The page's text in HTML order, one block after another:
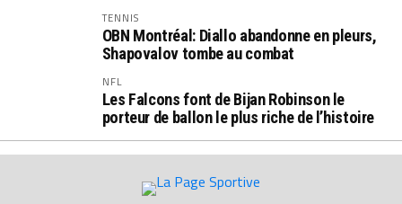
TENNIS
OBN Montréal: Diallo abandonne en pleurs,
Shapovalov tombe au combat
NFL
Les Falcons font de Bijan Robinson le
porteur de ballon le plus riche de l’histoire